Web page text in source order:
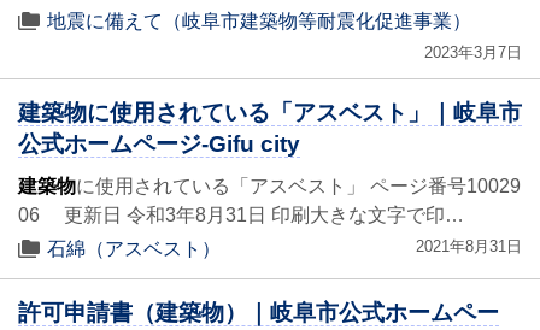
地震に備えて（岐阜市建築物等耐震化促進事業）
2023年3月7日
建築物に使用されている「アスベスト」｜岐阜市
公式ホームページ-Gifu city
建築物に使用されている「アスベスト」 ページ番号10029
06 更新日 令和3年8月31日 印刷大きな文字で印…
石綿（アスベスト）
2021年8月31日
許可申請書（建築物）｜岐阜市公式ホームペー